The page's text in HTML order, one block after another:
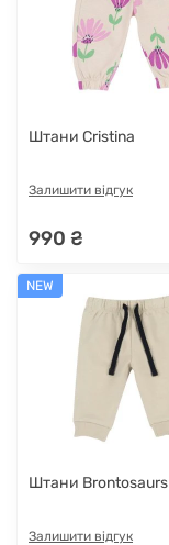
Штани Cristina
Залишити відгук
990 ₴
NEW
Штани Brontosaurs
Залишити відгук